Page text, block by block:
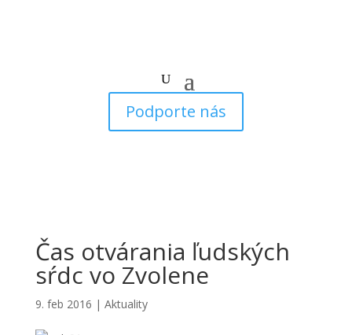
Podporte nás
Čas otvárania ľudských
sŕdc vo Zvolene
9. feb 2016 | Aktuality